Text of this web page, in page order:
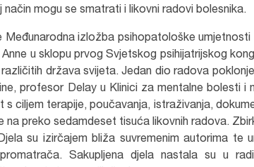
mogu se smatrati i likovni radovi bolesnika.
izložba psihopatološke umjetnosti
u sklopu prvog Svjetskog psihijatrijskog
država svijeta. Jedan dio radova
profesor Delay u Klinici za mentalne bolesti i
ciljem terapije, poučavanja, istraživanja,
preko sedamdeset tisuća likovnih radova.
su izirčajem bliža suvremenim autorima te
Sakupljena djela nastala su u